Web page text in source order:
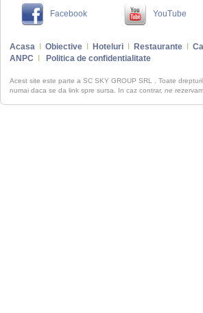
Facebook YouTube
Acasa Obiective Hoteluri Restaurante
ANPC
Politica de confidentialitate
Acest site este parte a SC SKY GROUP SRL . Toate
numai daca se da link spre sursa. In caz contrar, ne